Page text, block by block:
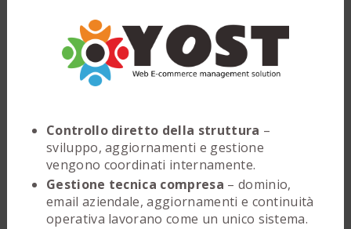
Controllo diretto della struttura –
sviluppo, aggiornamenti e gestione
vengono coordinati internamente.
Gestione tecnica compresa – dominio,
email aziendale, aggiornamenti e continuità
operativa lavorano come un unico sistema.